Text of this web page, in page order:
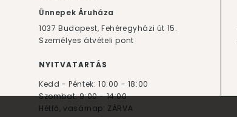
Ünnepek Áruháza
1037 Budapest, Fehéregyházi út 15.
Személyes átvételi pont
NYITVATARTÁS
Kedd - Péntek: 10:00 - 18:00
Szombat: 9:00 - 14:00
Hétfő, vasárnap: ZÁRVA